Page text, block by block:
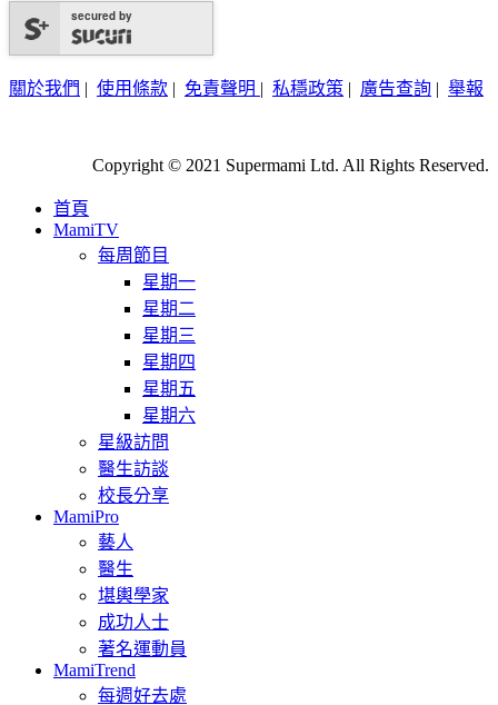
secured by
關於我們 | 使用條款 | 免責聲明 | 私穩政策 | 廣告查詢 | 舉報
Copyright © 2021 Supermami Ltd. All Rights Reserved.
首頁
MamiTV
每周節目
星期一
星期二
星期三
星期四
星期五
星期六
星級訪問
醫生訪談
校長分享
MamiPro
藝人
醫生
堪輿學家
成功人士
著名運動員
MamiTrend
每週好去處